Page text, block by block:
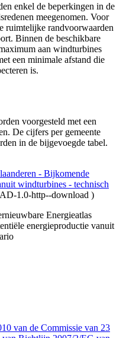
enkel de beperkingen in de
meegenomen. Voor
ruimtelijke randvoorwaarden
Binnen de beschikbare
aan windturbines
een minimale afstand die
is.
voorgesteld met een
De cijfers per gemeente
in de bijgevoegde tabel.
- Bijkomende
windturbines - technisch
1.0-http--download )
Energieatlas
energieproductie vanuit
van de Commissie van 23